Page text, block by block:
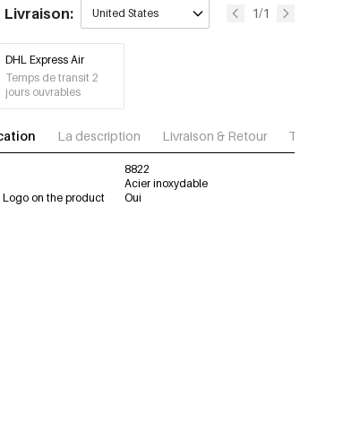
Livraison: United States 1/1
DHL Express Air
Temps de transit 2
jours ouvrables
La description Livraison & Retour
8822
Acier inoxydable
Logo on the product
Oui